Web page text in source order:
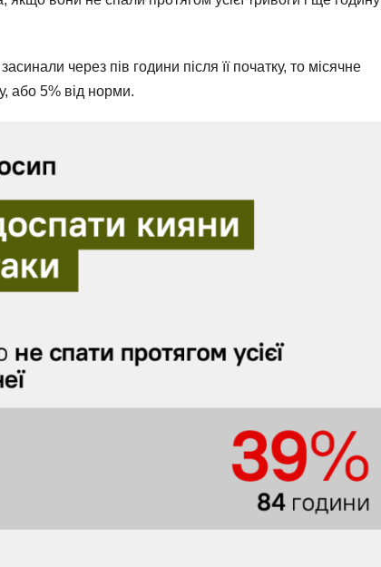
через пів години після її початку, то місячне
або 5% від норми.